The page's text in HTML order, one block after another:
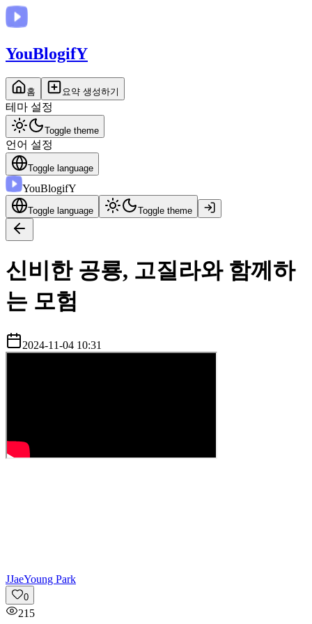
YouBlogifY
홈 요약 생성하기
테마 설정
Toggle theme
언어 설정
Toggle language
YouBlogifY
Toggle language Toggle theme
신비한 공룡, 고질라와 함께하
는 모험
2024-11-04 10:31
JJaeYoung Park
0
215